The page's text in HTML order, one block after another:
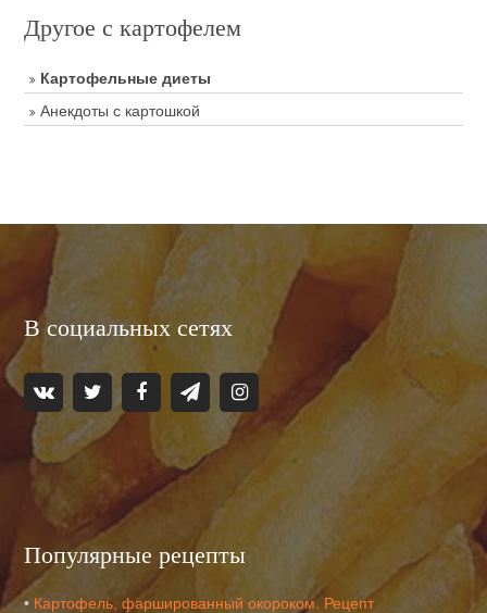
Другое с картофелем
Картофельные диеты
Анекдоты с картошкой
В социальных сетях
Популярные рецепты
• Картофель, фаршированный окороком. Рецепт